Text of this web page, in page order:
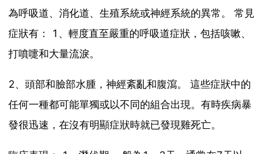
為呼吸道、消化道、生殖系統或神經系統的異常。 常見
症狀有： 1、輕度直至嚴重的呼吸道症狀，包括咳嗽、
打噴嚏和大量流淚。
2、頭部和臉部水腫，神經紊亂和腹瀉。 這些症狀中的
任何一種都可能單獨或以不同的組合出現。有時疾病暴
發很迅速，在沒有明顯症狀時就已發現雞死亡。